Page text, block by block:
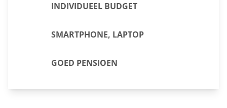
INDIVIDUEEL BUDGET
SMARTPHONE, LAPTOP
GOED PENSIOEN